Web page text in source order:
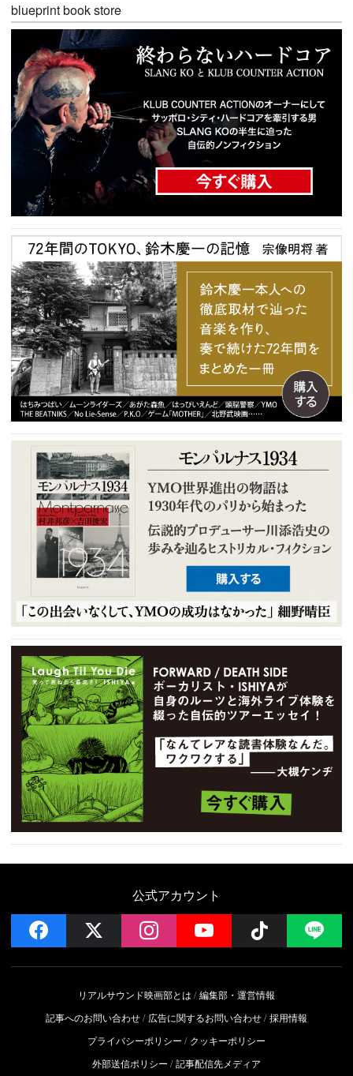
blueprint book store
公式アカウント
facebook instagramYouTube Follow
リアルサウンド映画部とは
編集部・運営情報
記事へのお問い合わせ
広告に関するお問い合わせ 採用情報
プライバシーポリシー
クッキーポリシー
外部送信ポリシー
記事配信先メディア